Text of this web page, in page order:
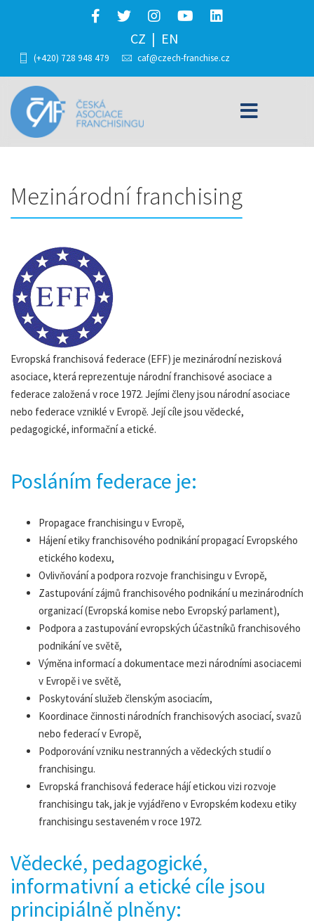
CZ EN
(+420) 728 948 479 caf@czech-franchise.cz
Mezinárodní franchising
Evropská franchisová federace (EFF) je mezinárodní nezisková
asociace, která reprezentuje národní franchisové asociace a
federace založená v roce 1972. Jejími členy jsou národní asociace
nebo federace vzniklé v Evropě. Její cíle jsou vědecké,
pedagogické, informační a etické.
Posláním federace je:
Propagace franchisingu v Evropě,
Hájení etiky franchisového podnikání propagací Evropského
etického kodexu,
Ovlivňování a podpora rozvoje franchisingu v Evropě,
Zastupování zájmů franchisového podnikání u mezinárodních
organizací (Evropská komise nebo Evropský parlament),
Podpora a zastupování evropských účastníků franchisového
podnikání ve světě,
Výměna informací a dokumentace mezi národními asociacemi
v Evropě i ve světě,
Poskytování služeb členským asociacím,
Koordinace činnosti národních franchisových asociací, svazů
nebo federací v Evropě,
Podporování vzniku nestranných a vědeckých studií o
franchisingu.
Evropská franchisová federace hájí etickou vizi rozvoje
franchisingu tak, jak je vyjádřeno v Evropském kodexu etiky
franchisingu sestaveném v roce 1972.
Vědecké, pedagogické,
informativní a etické cíle jsou
principiálně plněny: